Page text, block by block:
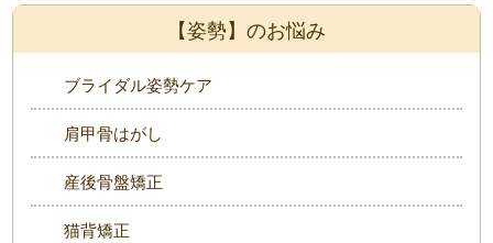
【姿勢】のお悩み
ブライダル姿勢ケア
肩甲骨はがし
産後骨盤矯正
猫背矯正